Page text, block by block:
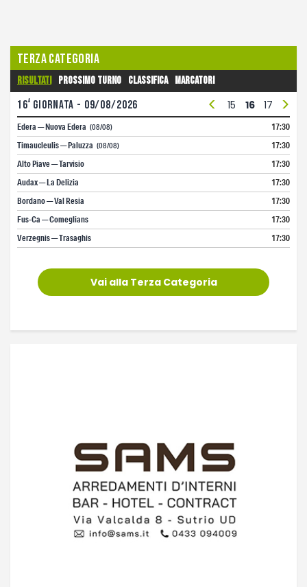
Terza Categoria
Risultati Prossimo turno Classifica Marcatori
16a giornata - 09/08/2026
4 5 6 7 8 9 10 14 15 16 17 18
< >
Edera — Nuova Edera (08/08)
17:30
Timaucleulis — Paluzza (08/08)
17:30
Alto Piave — Tarvisio
17:30
Audax — La Delizia
17:30
Bordano — Val Resia
17:30
Fus-Ca — Comeglians
17:30
Verzegnis — Trasaghis
17:30
Vai alla Terza Categoria